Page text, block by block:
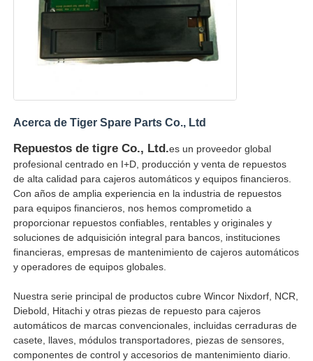
contador de la cuenta
Impresora de la tarjeta
Repuestos para cajeros automáticos
cajero automático
Reciclador de monedas
Acerca de Tiger Spare Parts Co., Ltd
Repuestos de tigre Co., Ltd.es un proveedor global
profesional centrado en I+D, producción y venta de repuestos
de alta calidad para cajeros automáticos y equipos financieros.
Con años de amplia experiencia en la industria de repuestos
para equipos financieros, nos hemos comprometido a
proporcionar repuestos confiables, rentables y originales y
soluciones de adquisición integral para bancos, instituciones
financieras, empresas de mantenimiento de cajeros automáticos
y operadores de equipos globales.
Nuestra serie principal de productos cubre Wincor Nixdorf, NCR,
Diebold, Hitachi y otras piezas de repuesto para cajeros
automáticos de marcas convencionales, incluidas cerraduras de
casete, llaves, módulos transportadores, piezas de sensores,
componentes de control y accesorios de mantenimiento diario.